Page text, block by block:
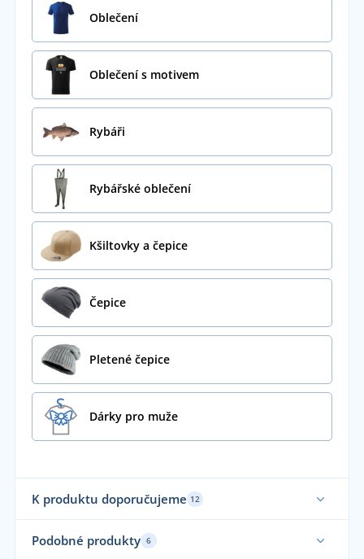
Oblečení
Oblečení s motivem
Rybáři
Rybářské oblečení
Kšiltovky a čepice
Čepice
Pletené čepice
Dárky pro muže
K produktu doporučujeme 12
Podobné produkty 6